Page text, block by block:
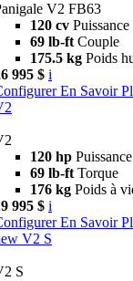
V2 FB63
120 cv Puissance
69 lb-ft Couple
175.5 kg Poids
995 $ i
En Savoir
120 hp Puissance
69 lb-ft Torque
176 kg Poids à
995 $ i
En Savoir
V2 S
S